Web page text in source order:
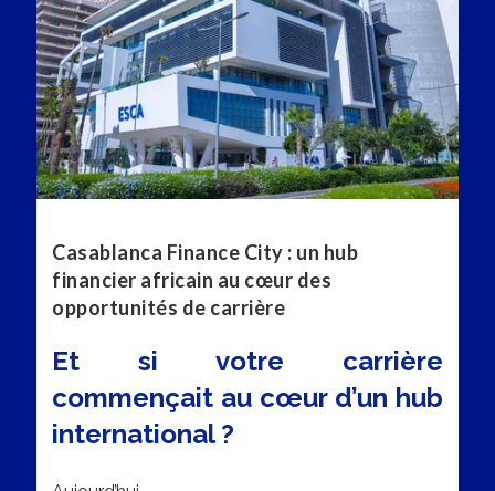
Casablanca Finance City : un hub
financier africain au cœur des
opportunités de carrière
Et si votre carrière
commençait au cœur d’un hub
international ?